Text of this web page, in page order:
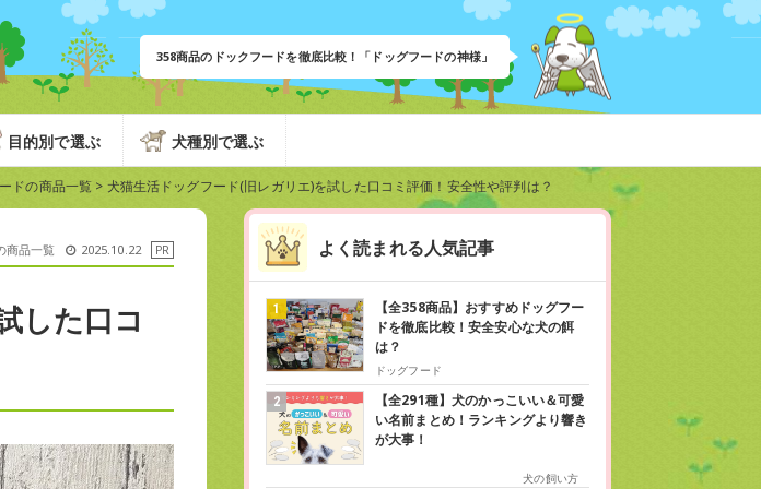
358商品のドックフードを徹底比較！「ドッグフードの神様」
目的別で選ぶ 犬種別で選ぶ
ドの商品一覧 > 犬猫生活ドッグフード(旧レガリエ)を試した口コミ評価！安全性や評判は？
商品一覧 2025.10.22
した口コ
よく読まれる人気記事
【全358商品】おすすめドッグフー
ドを徹底比較！安全安心な犬の餌
は？
ドッグフード
【全291種】犬のかっこいい＆可愛
い名前まとめ！ランキングより響き
が大事！
犬の飼い方